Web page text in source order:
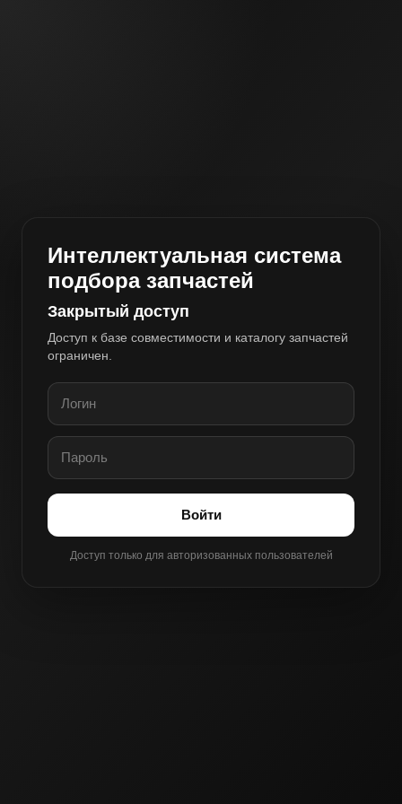
Интеллектуальная система
подбора запчастей
Закрытый доступ
Доступ к базе совместимости и каталогу запчастей
ограничен.
Войти
Доступ только для авторизованных пользователей